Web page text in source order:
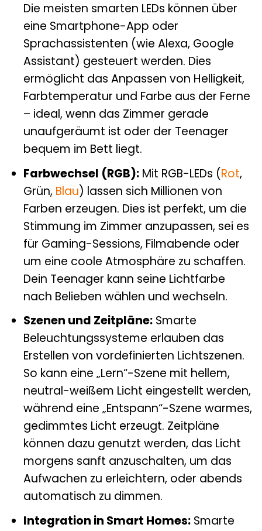
Die meisten smarten LEDs können über
eine Smartphone-App oder
Sprachassistenten (wie Alexa, Google
Assistant) gesteuert werden. Dies
ermöglicht das Anpassen von Helligkeit,
Farbtemperatur und Farbe aus der Ferne
– ideal, wenn das Zimmer gerade
unaufgeräumt ist oder der Teenager
bequem im Bett liegt.
Farbwechsel (RGB):Mit RGB-LEDs (Rot,
Grün, Blau) lassen sich Millionen von
Farben erzeugen. Dies ist perfekt, um die
Stimmung im Zimmer anzupassen, sei es
für Gaming-Sessions, Filmabende oder
um eine coole Atmosphäre zu schaffen.
Dein Teenager kann seine Lichtfarbe
nach Belieben wählen und wechseln.
Szenen und Zeitpläne:Smarte
Beleuchtungssysteme erlauben das
Erstellen von vordefinierten Lichtszenen.
So kann eine „Lern“-Szene mit hellem,
neutral-weißem Licht eingestellt werden,
während eine „Entspann“-Szene warmes,
gedimmtes Licht erzeugt. Zeitpläne
können dazu genutzt werden, das Licht
morgens sanft anzuschalten, um das
Aufwachen zu erleichtern, oder abends
automatisch zu dimmen.
Integration in Smart Homes:Smarte